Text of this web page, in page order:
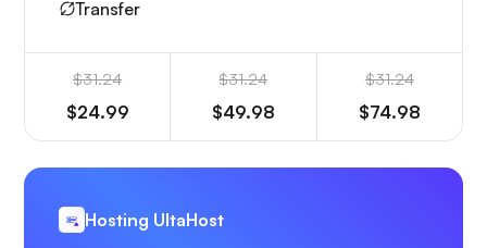
Transfer
$31.24
$24.99
$31.24
$49.98
$31.24
$74.98
Hosting UltaHost